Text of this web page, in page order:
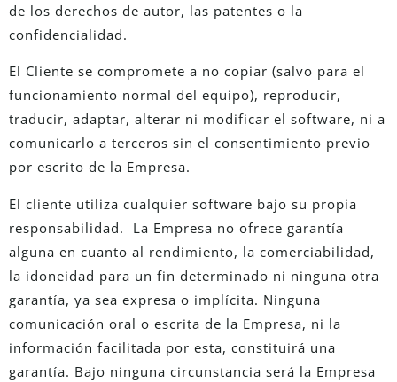
de los derechos de autor, las patentes o la
confidencialidad.
El Cliente se compromete a no copiar (salvo para el
funcionamiento normal del equipo), reproducir,
traducir, adaptar, alterar ni modificar el software, ni a
comunicarlo a terceros sin el consentimiento previo
por escrito de la Empresa.
El cliente utiliza cualquier software bajo su propia
responsabilidad. La Empresa no ofrece garantía
alguna en cuanto al rendimiento, la comerciabilidad,
la idoneidad para un fin determinado ni ninguna otra
garantía, ya sea expresa o implícita. Ninguna
comunicación oral o escrita de la Empresa, ni la
información facilitada por esta, constituirá una
garantía. Bajo ninguna circunstancia será la Empresa